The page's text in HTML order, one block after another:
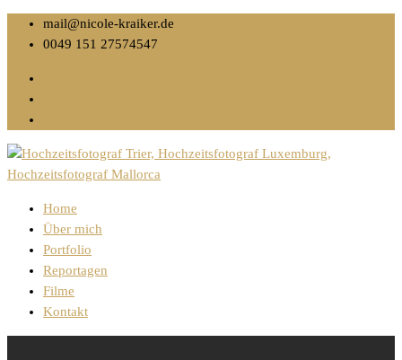
mail@nicole-kraiker.de
0049 151 27574547
Home
Über mich
Portfolio
Reportagen
Filme
Kontakt